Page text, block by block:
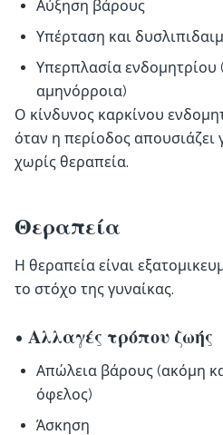
Αύξηση βάρους
Υπέρταση και
Υπερπλασία ενδομητρίου
αμηνόρροια)
Ο κίνδυνος καρκίνου
όταν η περίοδος απουσιάζει
χωρίς θεραπεία.
Θεραπεία
Η θεραπεία είναι
το στόχο της γυναίκας.
• Αλλαγές τρόπου ζωής
Απώλεια βάρους (ακόμη
όφελος)
Άσκηση